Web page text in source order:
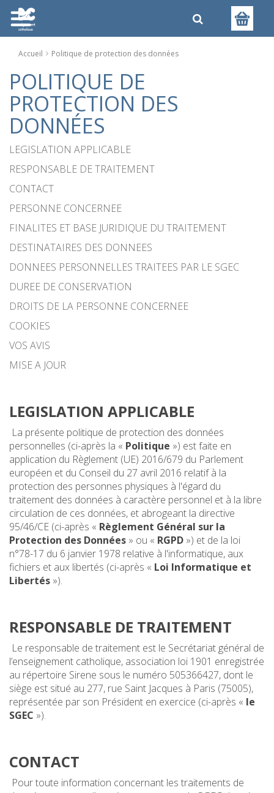
Accueil Politique de protection des données
POLITIQUE DE
PROTECTION DES
DONNÉES
LEGISLATION APPLICABLE
RESPONSABLE DE TRAITEMENT
CONTACT
PERSONNE CONCERNEE
FINALITES ET BASE JURIDIQUE DU TRAITEMENT
DESTINATAIRES DES DONNEES
DONNEES PERSONNELLES TRAITEES PAR LE SGEC
DUREE DE CONSERVATION
DROITS DE LA PERSONNE CONCERNEE
COOKIES
VOS AVIS
MISE A JOUR
LEGISLATION APPLICABLE
La présente politique de protection des données
personnelles (ci-après la « Politique ») est faite en
application du Règlement (UE) 2016/679 du Parlement
européen et du Conseil du 27 avril 2016 relatif à la
protection des personnes physiques à l'égard du
traitement des données à caractère personnel et à la libre
circulation de ces données, et abrogeant la directive
95/46/CE (ci-après « Règlement Général sur la
Protection des Données » ou « RGPD ») et de la loi
n°78-17 du 6 janvier 1978 relative à l'informatique, aux
fichiers et aux libertés (ci-après « Loi Informatique et
Libertés »).
RESPONSABLE DE TRAITEMENT
Le responsable de traitement est le Secrétariat général de
l’enseignement catholique, association loi 1901 enregistrée
au répertoire Sirene sous le numéro 505366427, dont le
siège est situé au 277, rue Saint Jacques à Paris (75005),
représentée par son Président en exercice (ci-après « le
SGEC »).
CONTACT
Pour toute information concernant les traitements de